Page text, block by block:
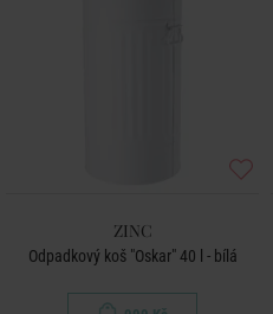
ZINC
Odpadkový koš "Oskar" 40 l - bílá